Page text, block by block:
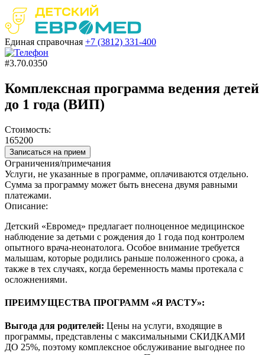
Единая справочная +7 (3812) 331-400
#3.70.0350
Комплексная программа ведения детей
до 1 года (ВИП)
Стоимость:
165200
Записаться на прием
Ограничения/примечания
Услуги, не указанные в программе, оплачиваются отдельно.
Сумма за программу может быть внесена двумя равными
платежами.
Описание:
Детский «Евромед» предлагает полноценное медицинское
наблюдение за детьми с рождения до 1 года под контролем
опытного врача-неонатолога. Особое внимание требуется
малышам, которые родились раньше положенного срока, а
также в тех случаях, когда беременность мамы протекала с
осложнениями.
ПРЕИМУЩЕСТВА ПРОГРАММ «Я РАСТУ»:
Выгода для родителей: Цены на услуги, входящие в
программы, представлены с максимальными СКИДКАМИ
ДО 25%, поэтому комплексное обслуживание выгоднее по